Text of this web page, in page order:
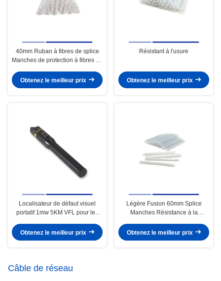
40mm Ruban à fibres de splice
Manches de protection à fibres de
Obtenez le meilleur prix
Résistant à l'usure
Obtenez le meilleur prix
Localisateur de défaut visuel
portatif 1mw 5KM VFL pour les
Obtenez le meilleur prix
Légère Fusion 60mm Splice
Manches Résistance à la
Obtenez le meilleur prix
Câble de réseau